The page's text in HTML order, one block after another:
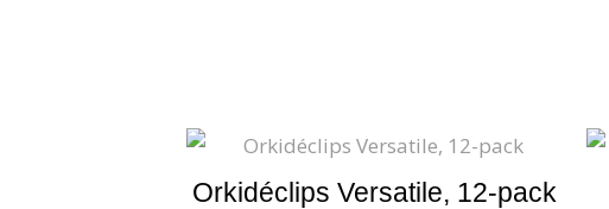
Orkidéclips Versatile, 12-pack